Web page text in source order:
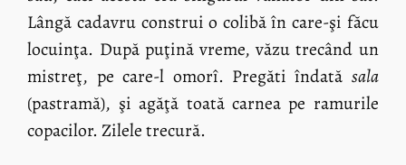
Lângă cadavru construi o colibă în care-şi făcu
locuinţa. După puţină vreme, văzu trecând un
mistreţ, pe care-l omorî. Pregăti îndată sala
(pastramă), şi agăţă toată carnea pe ramurile
copacilor. Zilele trecură.